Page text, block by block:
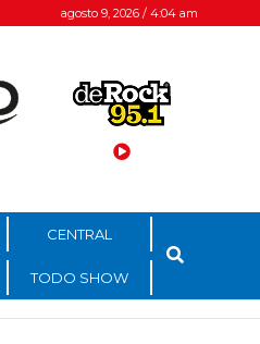
agosto 9, 2026 / 4:04 am
CENTRAL
TODO SHOW